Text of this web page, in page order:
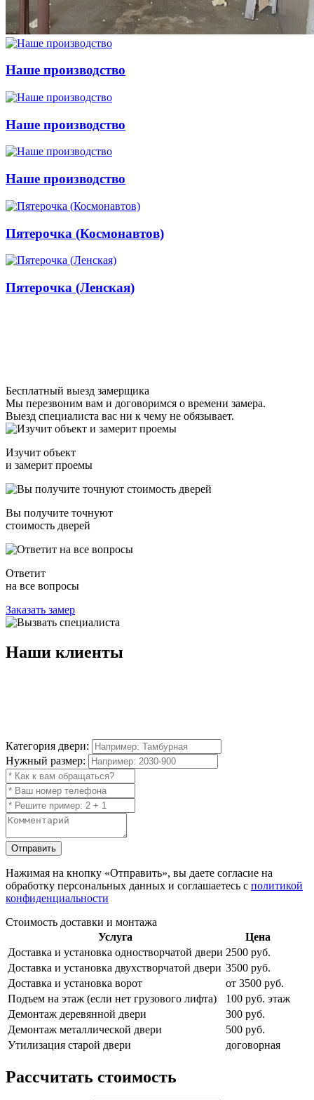
Наше производство
Наше производство
Наше производство
Пятерочка (Космонавтов)
Пятерочка (Ленская)
Бесплатный выезд замерщика
Мы перезвоним вам и договоримся о времени замера.
Выезд специалиста вас ни к чему не обязывает.
Изучит объект
и замерит проемы
Вы получите точнуют
стоимость дверей
Ответит
на все вопросы
Заказать замер
Наши клиенты
Категория двери:
Нужный размер:
Отправить
Нажимая на кнопку «Отправить», вы даете согласие на
обработку персональных данных и соглашаетесь с политикой
конфиденциальности
Стоимость доставки и монтажа
Услуга
Цена
Доставка и установка одностворчатой двери 2500 руб.
Доставка и установка двухстворчатой двери 3500 руб.
Доставка и установка ворот
от 3500 руб.
Подъем на этаж (если нет грузового лифта)
100 руб. этаж
Демонтаж деревянной двери
300 руб.
Демонтаж металлической двери
500 руб.
Утилизация старой двери
договорная
Рассчитать стоимость